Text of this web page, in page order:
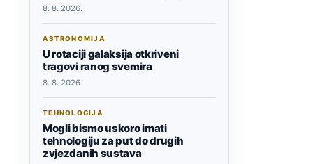
8. 8. 2026.
ASTRONOMIJA
U rotaciji galaksija otkriveni
tragovi ranog svemira
8. 8. 2026.
TEHNOLOGIJA
Mogli bismo uskoro imati
tehnologiju za put do drugih
zvjezdanih sustava